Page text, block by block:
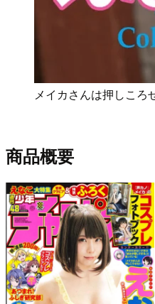
メイカさんは押しころ
商品概要